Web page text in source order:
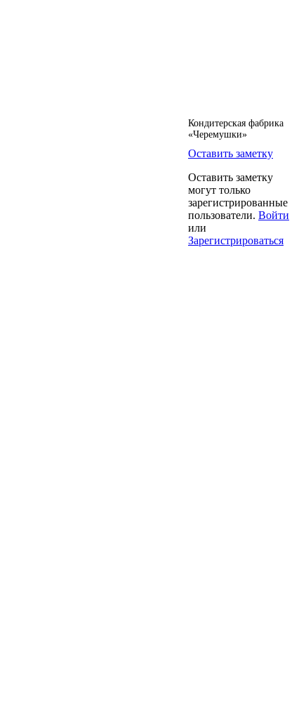
Кондитерская фабрика
«Черемушки»
Оставить заметку
Оставить заметку
могут только
зарегистрированные
пользователи. Войти
или
Зарегистрироваться